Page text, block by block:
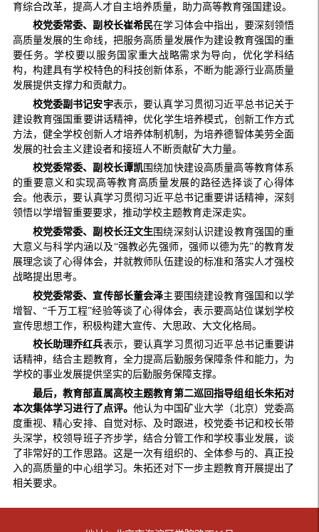
育综合改革，提高人才自主培养质量，助力高等教育强国建设。
校党委常委、副校长崔希民在学习体会中指出，要深刻领悟
高质量发展的生命线，把服务高质量发展作为建设教育强国的重
要任务。学校要以服务国家重大战略需求为导向，优化学科结
构，构建具有学校特色的科技创新体系，不断为能源行业高质量
发展提供支撑力和贡献力。
校党委副书记安宇表示，要认真学习贯彻习近平总书记关于
建设教育强国重要讲话精神，优化学生培养模式，创新工作方式
方法，健全学校创新人才培养体制机制，为培养德智体美劳全面
发展的社会主义建设者和接班人不断贡献矿大力量。
校党委常委、副校长谭凯 围绕加快建设高质量高等教育体系
的重要意义和实现高等教育高质量发展的路径选择谈了心得体
会。他表示，要认真学习贯彻习近平总书记重要讲话精神，深刻
领悟以学增智重要要求，推动学校主题教育走深走实。
校党委常委、副校长汪文生 围绕深刻认识建设教育强国的重
大意义与科学内涵以及“强教必先强师，强师以德为先”的教育发
展理念谈了心得体会，并就教师队伍建设的标准和落实人才强校
战略提出思考。
校党委常委、宣传部长董会泽主要围绕建设教育强国和以学
增智、“千万工程”经验等谈了心得体会，表示要高站位谋划学校
宣传思想工作，积极构建大宣传、大思政、大文化格局。
校长助理乔红兵表示，要认真学习贯彻习近平总书记重要讲
话精神，结合主题教育，全力提高后勤服务保障条件和能力，为
学校的事业发展提供坚实的后勤服务保障支撑。
最后，教育部直属高校主题教育第二巡回指导组组长朱拓对
本次集体学习进行了点评。他认为中国矿业大学（北京）党委高
度重视、精心安排、自觉对标、及时跟进，校党委书记和校长带
头深学，校领导班子齐步学，结合分管工作和学校事业发展，谈
了非常好的工作思路。这是一次有组织的、全体参与的、真正投
入的高质量的中心组学习。朱拓还对下一步主题教育开展提出了
相关要求。